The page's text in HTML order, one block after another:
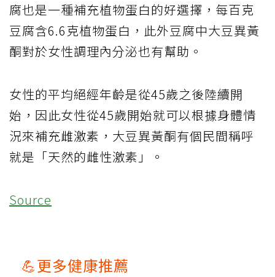
腐也是一種補充植物蛋白的好選擇，每百克
豆腐含6.6克植物蛋白，此外豆腐中大豆異黃
酮對於女性調理內分泌也有幫助。
女性的平均絕經年齡是從45歲之後陸續開
始，因此女性從45歲開始就可以根據身體情
況來補充雌激素，大豆異黃酮有個民間稱呼
就是「天然的雌性激素」。
Source
💪更多健康推薦